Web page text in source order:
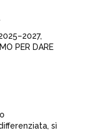
PER DARE
sì